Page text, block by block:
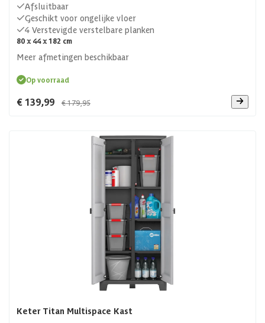
Afsluitbaar
Geschikt voor ongelijke vloer
4 Verstevigde verstelbare planken
80 x 44 x 182 cm
Meer afmetingen beschikbaar
Op voorraad
€ 139,99 € 179,95
Keter Titan Multispace Kast